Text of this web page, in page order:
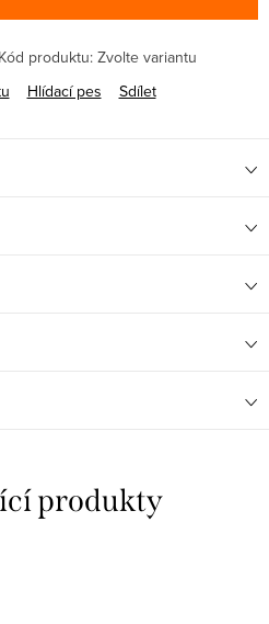
Kód produktu: Zvolte variantu
Hlídací pes Sdílet
produkty